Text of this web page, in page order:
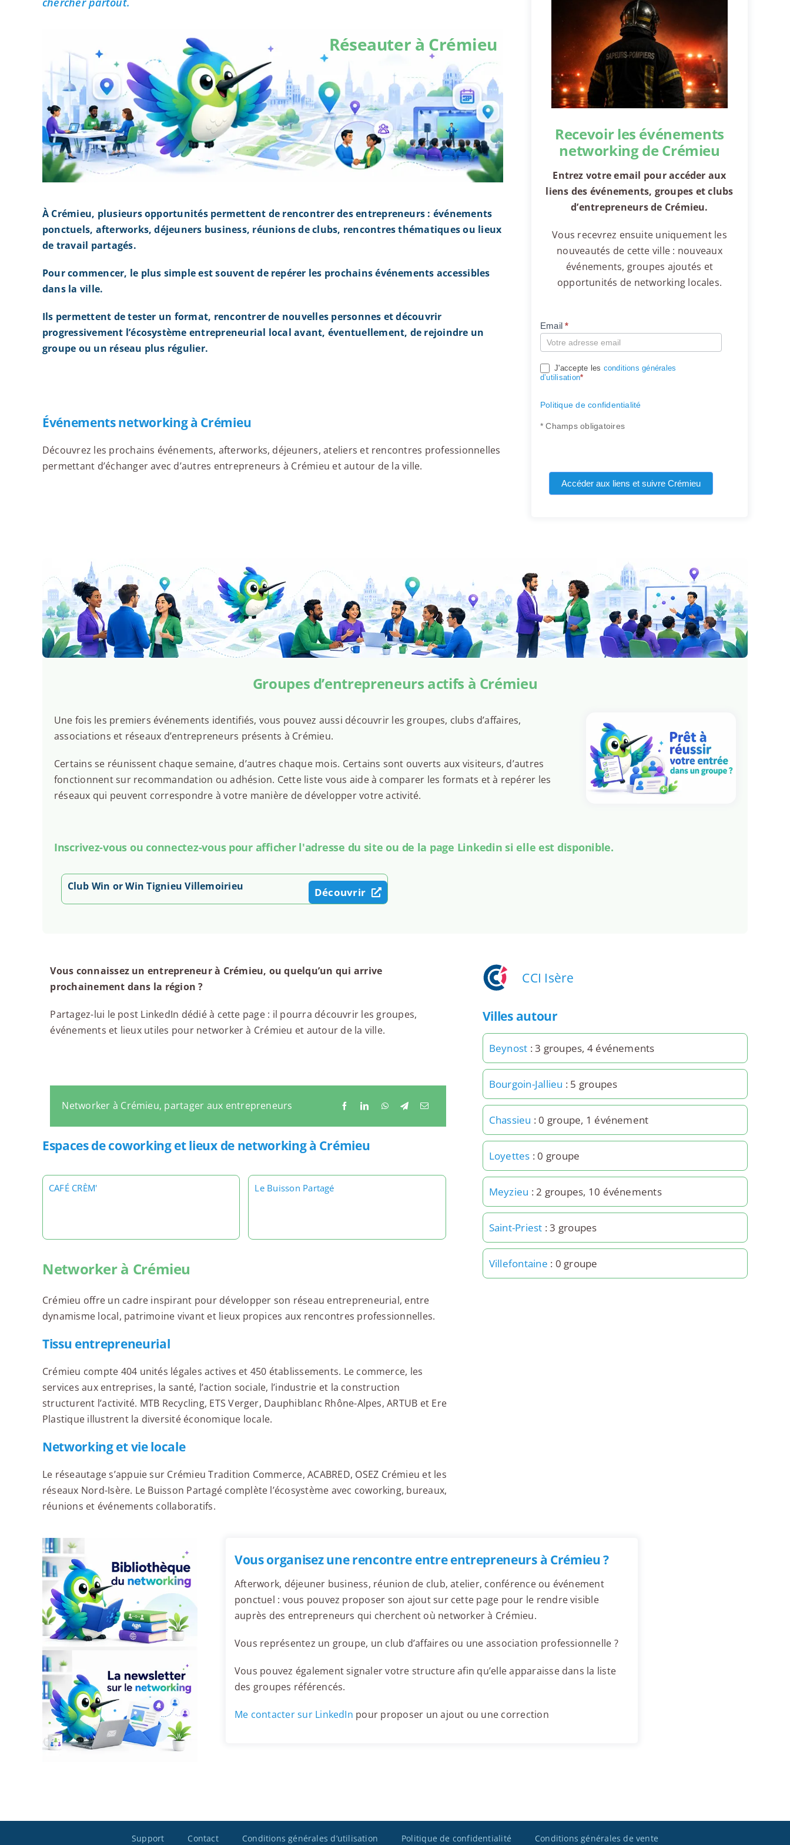
Réseauter à Crémieu
À Crémieu, plusieurs opportunités permettent de rencontrer des entrepreneurs : événements
ponctuels, afterworks, déjeuners business, réunions de clubs, rencontres thématiques ou lieux
de travail partagés.
Pour commencer, le plus simple est souvent de repérer les prochains événements accessibles
dans la ville.
Ils permettent de tester un format, rencontrer de nouvelles personnes et découvrir
progressivement l’écosystème entrepreneurial local avant, éventuellement, de rejoindre un
groupe ou un réseau plus régulier.
Événements networking à Crémieu
Découvrez les prochains événements, afterworks, déjeuners, ateliers et rencontres professionnelles
permettant d’échanger avec d’autres entrepreneurs à Crémieu et autour de la ville.
Recevoir les événements
networking de Crémieu
Entrez votre email pour accéder aux
liens des événements, groupes et clubs
d’entrepreneurs de Crémieu.
Vous recevrez ensuite uniquement les
nouveautés de cette ville : nouveaux
événements, groupes ajoutés et
opportunités de networking locales.
Compte
Email*
J'accepte les conditions générales
d’utilisation*
Politique de confidentialité
* Champs obligatoires
Accéder aux liens et suivre Crémieu
Groupes d’entrepreneurs actifs à Crémieu
Une fois les premiers événements identifiés, vous pouvez aussi découvrir les groupes, clubs d’affaires,
associations et réseaux d’entrepreneurs présents à Crémieu.
Certains se réunissent chaque semaine, d’autres chaque mois. Certains sont ouverts aux visiteurs, d’autres
fonctionnent sur recommandation ou adhésion. Cette liste vous aide à comparer les formats et à repérer les
réseaux qui peuvent correspondre à votre manière de développer votre activité.
Inscrivez-vous ou connectez-vous pour afficher l'adresse du site ou de la page Linkedin si elle est disponible.
Club Win or Win Tignieu Villemoirieu Découvrir
Vous connaissez un entrepreneur à Crémieu, ou quelqu’un qui arrive
prochainement dans la région ?
Partagez-lui le post LinkedIn dédié à cette page : il pourra découvrir les groupes,
événements et lieux utiles pour networker à Crémieu et autour de la ville.
Networker à Crémieu, partager aux entrepreneurs
Espaces de coworking et lieux de networking à Crémieu
CAFÉ CRÈM' Le Buisson Partagé
Networker à Crémieu
Crémieu offre un cadre inspirant pour développer son réseau entrepreneurial, entre
dynamisme local, patrimoine vivant et lieux propices aux rencontres professionnelles.
Tissu entrepreneurial
Crémieu compte 404 unités légales actives et 450 établissements. Le commerce, les
services aux entreprises, la santé, l’action sociale, l’industrie et la construction
structurent l’activité. MTB Recycling, ETS Verger, Dauphiblanc Rhône-Alpes, ARTUB et Ere
Plastique illustrent la diversité économique locale.
Networking et vie locale
Le réseautage s’appuie sur Crémieu Tradition Commerce, ACABRED, OSEZ Crémieu et les
réseaux Nord-Isère. Le Buisson Partagé complète l’écosystème avec coworking, bureaux,
réunions et événements collaboratifs.
CCI Isère
Villes autour
Beynost : 3 groupes, 4 événements
Bourgoin-Jallieu : 5 groupes
Chassieu : 0 groupe, 1 événement
Loyettes : 0 groupe
Meyzieu : 2 groupes, 10 événements
Saint-Priest : 3 groupes
Villefontaine : 0 groupe
Vous organisez une rencontre entre entrepreneurs à Crémieu ?
Afterwork, déjeuner business, réunion de club, atelier, conférence ou événement
ponctuel : vous pouvez proposer son ajout sur cette page pour le rendre visible
auprès des entrepreneurs qui cherchent où networker à Crémieu.
Vous représentez un groupe, un club d’affaires ou une association professionnelle ?
Vous pouvez également signaler votre structure afin qu’elle apparaisse dans la liste
des groupes référencés.
Me contacter sur LinkedIn pour proposer un ajout ou une correction
Support Contact Conditions générales d’utilisation Politique de confidentialité Conditions générales de vente